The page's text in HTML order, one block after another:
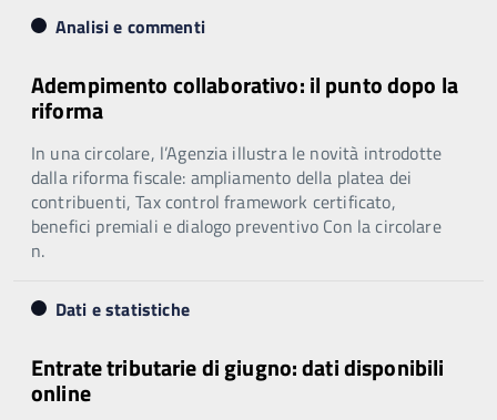
Analisi e commenti
Adempimento collaborativo: il punto dopo la
riforma
In una circolare, l’Agenzia illustra le novità introdotte
dalla riforma fiscale: ampliamento della platea dei
contribuenti, Tax control framework certificato,
benefici premiali e dialogo preventivo Con la circolare
n.
Dati e statistiche
Entrate tributarie di giugno: dati disponibili
online